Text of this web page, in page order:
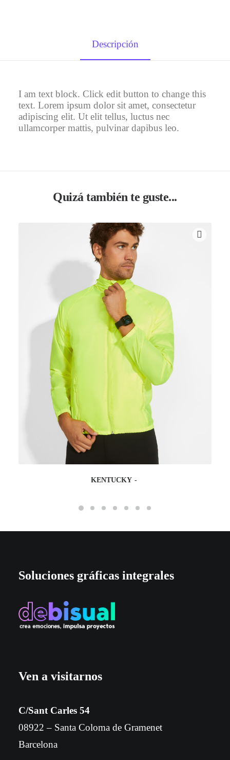
Descripción
I am text block. Click edit button to change this
text. Lorem ipsum dolor sit amet, consectetur
adipiscing elit. Ut elit tellus, luctus nec
ullamcorper mattis, pulvinar dapibus leo.
Quizá también te guste...
KENTUCKY
Soluciones gráficas integrales
Ven a visitarnos
C/Sant Carles 54
08922 – Santa Coloma de Gramenet
Barcelona